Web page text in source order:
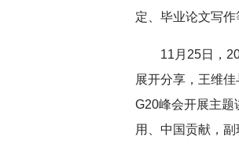
定、毕业论文写作
11月25日，
展开分享，王维
G20峰会开展主题
用、中国贡献，